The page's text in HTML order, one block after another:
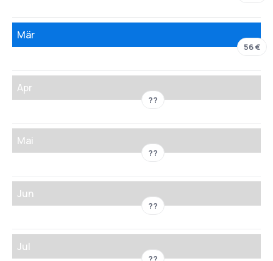
Mär
56 €
Apr
??
Mai
??
Jun
??
Jul
??